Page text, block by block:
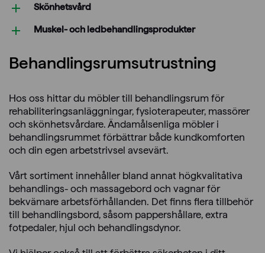
Skönhetsvård
Muskel- och ledbehandlings­produkter
Behandlings­rumsutrustning
Hos oss hittar du möbler till behandlingsrum för
rehabiliteringsanläggningar, fysioterapeuter, massörer
och skönhetsvårdare. Ändamålsenliga möbler i
behandlingsrummet förbättrar både kundkomforten
och din egen arbetstrivsel avsevärt.
Vårt sortiment innehåller bland annat högkvalitativa
behandlings- och massagebord och vagnar för
bekvämare arbetsförhållanden. Det finns flera tillbehör
till behandlingsbord, såsom pappershållare, extra
fotpedaler, hjul och behandlingsdynor.